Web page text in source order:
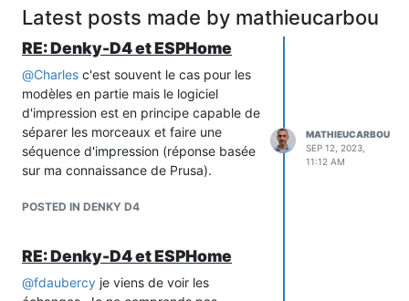
Latest posts made by mathieucarbou
RE: Denky-D4 et ESPHome
@Charles c'est souvent le cas pour les
modèles en partie mais le logiciel
d'impression est en principe capable de
séparer les morceaux et faire une
séquence d'impression (réponse basée
sur ma connaissance de Prusa).
POSTED IN DENKY D4
MATHIEUCARBOU
SEP 12, 2023,
11:12 AM
RE: Denky-D4 et ESPHome
@fdaubercy je viens de voir les